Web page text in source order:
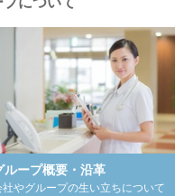
ループ概要・沿革
社やグループの生い立ちについて